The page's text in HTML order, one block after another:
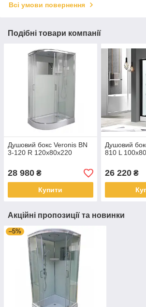
Всі умови повернення
Подібні товари компанії
Душовий бокс Veronis BN
3-120 R 120x80x220
28 980 ₴
Купити
Душовий
810 L
26 220₴
Акційні пропозиції та новинки
–5%